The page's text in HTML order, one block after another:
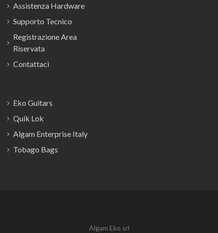
Assistenza Hardware
Supporto Tecnico
Registrazione Area
Riservata
Contattaci
Eko Guitars
Quik Lok
Algam Enterprise Italy
Tobago Bags
Algam Eko srl